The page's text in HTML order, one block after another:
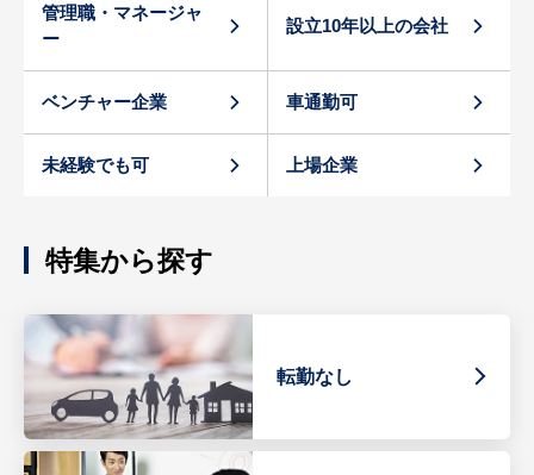
管理職・マネージャ
ー
設立10年以上の会社
ベンチャー企業 車通勤可
未経験でも可 上場企業
特集から探す
転勤なし